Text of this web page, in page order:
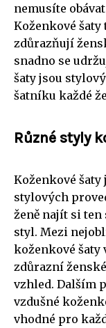
nemusíte
Koženkové
zdůrazňují
snadno se
šaty jsou
šatníku každé
Různé styly
Koženkové
stylových
ženě najít si
styl. Mezi
koženkové šaty
zdůrazní
vzhled. Dalším
vzdušné
vhodné pro